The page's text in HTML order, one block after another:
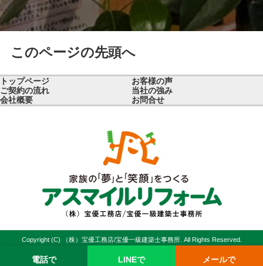
このページの先頭へ
トップページ
お客様の声
ご契約の流れ
当社の強み
会社概要
お問合せ
Copyright (C) （株）宝優工務店/宝優一級建築士事務所. All Rights Reserved.
電話で
LINEで
メールで